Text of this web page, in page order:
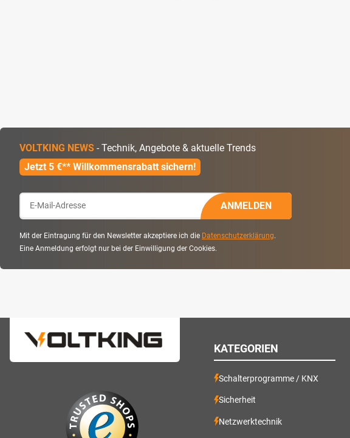
VOLTKING NEWS - Technik, Angebote & aktuelle Trends
Jetzt 5 €** Willkommensrabatt sichern!
ANMELDEN
Mit der Eintragung für den Newsletter akzeptiere ich die Datenschutzerklärung.
Eine Anmeldung erfolgt nur bei der Einwilligung der Cookies.
KATEGORIEN
Schalterprogramme / KNX
Sicherheit
Netzwerktechnik